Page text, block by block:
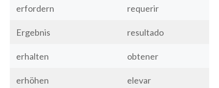
erfordern requerir
Ergebnis resultado
erhalten obtener
erhöhen elevar